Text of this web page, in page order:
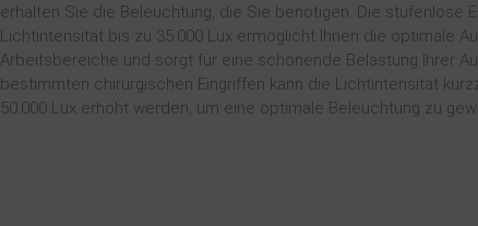
erhalten Sie die Beleuchtung, die Sie benötigen. Die stufenlose
Lichtintensität bis zu 35.000 Lux ermöglicht Ihnen die optimale
Arbeitsbereiche und sorgt für eine schonende Belastung Ihrer
bestimmten chirurgischen Eingriffen kann die Lichtintensität
50.000 Lux erhöht werden, um eine optimale Beleuchtung zu